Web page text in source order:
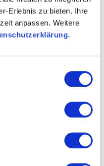
Erlebnis zu bieten. Ihre
anpassen. Weitere
.
die Dokumentation
Hoftagen. An diesen